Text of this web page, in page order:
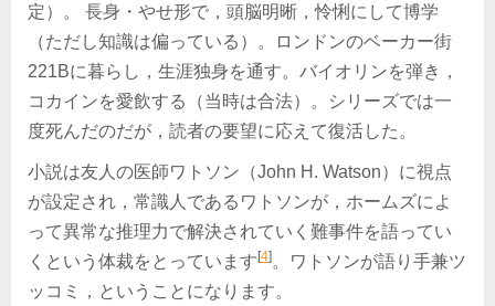
定）。 長身・やせ形で，頭脳明晰，怜悧にして博学
（ただし知識は偏っている）。ロンドンのベーカー街
221Bに暮らし，生涯独身を通す。バイオリンを弾き，
コカインを愛飲する（当時は合法）。シリーズでは一
度死んだのだが，読者の要望に応えて復活した。
小説は友人の医師ワトソン（John H. Watson）に視点
が設定され，常識人であるワトソンが，ホームズによ
って異常な推理力で解決されていく難事件を語ってい
くという体裁をとっています[4]。ワトソンが語り手兼ツ
ッコミ，ということになります。